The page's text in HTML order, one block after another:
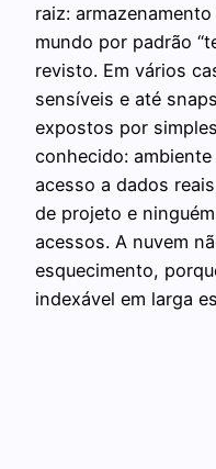
raiz:
mundo por padrão
revisto. Em vários
sensíveis e até
expostos por
conhecido:
acesso a dados
de projeto e
acessos. A nuvem
esquecimento,
indexável em larga